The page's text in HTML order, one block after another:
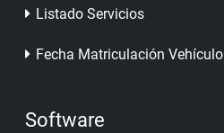
Listado Servicios
Fecha Matriculación Vehículo
Software